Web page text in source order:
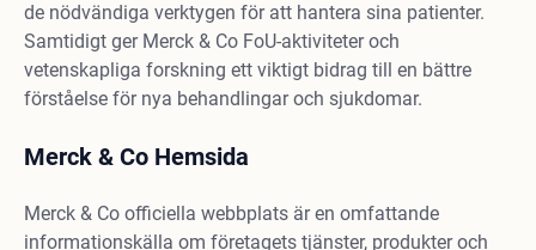
de nödvändiga verktygen för att hantera sina patienter.
Samtidigt ger Merck & Co FoU-aktiviteter och
vetenskapliga forskning ett viktigt bidrag till en bättre
förståelse för nya behandlingar och sjukdomar.
Merck & Co Hemsida
Merck & Co officiella webbplats är en omfattande
informationskälla om företagets tjänster, produkter och